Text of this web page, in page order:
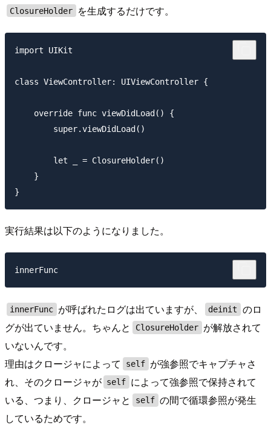
ClosureHolder を生成するだけです。
import UIKit
class ViewController: UIViewController {
    override func viewDidLoad() {
        super.viewDidLoad()
        let _ = ClosureHolder()
    }
実行結果は以下のようになりました。
innerFunc が呼ばれたログは出ていますが、 deinit
のロ
グが出ていません。ちゃんと
ClosureHolder が解放されて
いないんです。
理由はクロージャによって
self が強参照でキャプチャさ
れ、そのクロージャが self によって強参照で保持されて
いる、つまり、クロージャと
self の間で循環参照が発生
しているためです。